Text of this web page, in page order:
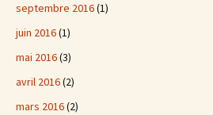
septembre 2016(1)
juin 2016(1)
mai 2016(3)
avril 2016(2)
mars 2016(2)